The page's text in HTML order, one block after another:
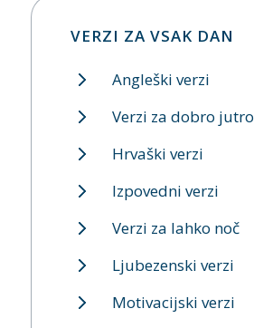
VERZI ZA VSAK DAN
Angleški verzi
Verzi za dobro jutro
Hrvaški verzi
Izpovedni verzi
Verzi za lahko noč
Ljubezenski verzi
Motivacijski verzi